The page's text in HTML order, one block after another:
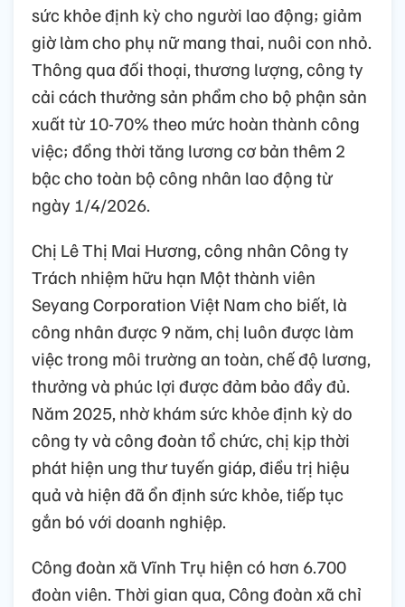
sức khỏe định kỳ cho người lao động; giảm
giờ làm cho phụ nữ mang thai, nuôi con nhỏ.
Thông qua đối thoại, thương lượng, công ty
cải cách thưởng sản phẩm cho bộ phận sản
xuất từ 10-70% theo mức hoàn thành công
việc; đồng thời tăng lương cơ bản thêm 2
bậc cho toàn bộ công nhân lao động từ
ngày 1/4/2026.
Chị Lê Thị Mai Hương, công nhân Công ty
Trách nhiệm hữu hạn Một thành viên
Seyang Corporation Việt Nam cho biết, là
công nhân được 9 năm, chị luôn được làm
việc trong môi trường an toàn, chế độ lương,
thưởng và phúc lợi được đảm bảo đầy đủ.
Năm 2025, nhờ khám sức khỏe định kỳ do
công ty và công đoàn tổ chức, chị kịp thời
phát hiện ung thư tuyến giáp, điều trị hiệu
quả và hiện đã ổn định sức khỏe, tiếp tục
gắn bó với doanh nghiệp.
Công đoàn xã Vĩnh Trụ hiện có hơn 6.700
đoàn viên. Thời gian qua, Công đoàn xã chỉ